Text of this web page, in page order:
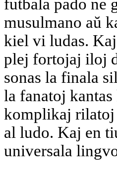
futbala pado ne
musulmano aŭ
kiel vi ludas.
plej fortojaj iloj
sonas la finala
la fanatoj
komplikaj rilatoj
al ludo. Kaj en
universala